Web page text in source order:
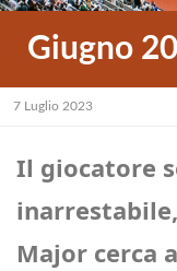
Giugno
7 Luglio 2023
Il giocatore
Major cerca